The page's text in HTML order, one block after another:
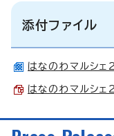
添付ファイル
はなのわマルシ
はなのわマルシ